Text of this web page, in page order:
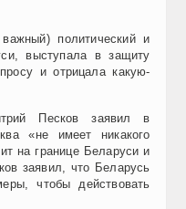
политический и
выступала в защиту
и отрицала какую-
Песков заявил в
«не имеет никакого
на границе Беларуси и
заявил, что Беларусь
чтобы действовать